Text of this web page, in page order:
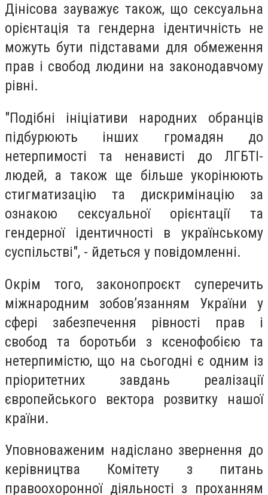
Дінісова зауважує також, що сексуальна
орієнтація та гендерна ідентичність не
можуть бути підставами для обмеження
прав і свобод людини на законодавчому
рівні.
"Подібні ініціативи народних обранців
підбурюють інших громадян до
нетерпимості та ненависті до ЛГБТІ-
людей, а також ще більше укорінюють
стигматизацію та дискримінацію за
ознакою сексуальної орієнтації та
гендерної ідентичності в українському
суспільстві", - йдеться у повідомленні.
Окрім того, законопроєкт суперечить
міжнародним зобов’язанням України у
сфері забезпечення рівності прав і
свобод та боротьби з ксенофобією та
нетерпимістю, що на сьогодні є одним із
пріоритетних завдань реалізації
європейського вектора розвитку нашої
країни.
Уповноваженим надіслано звернення до
керівництва Комітету з питань
правоохоронної діяльності з проханням